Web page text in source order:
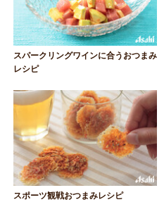
スパークリングワインに合うおつまみ
レシピ
スポーツ観戦おつまみレシピ